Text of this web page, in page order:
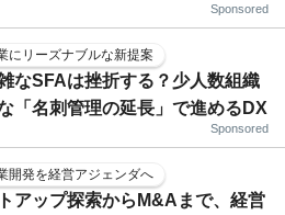
Sponsored
にリーズナブルな新提案
なSFAは挫折する？少人数組織
「名刺管理の延長」で進めるDX
Sponsored
開発を経営アジェンダへ
アップ探索からM&Aまで、経営